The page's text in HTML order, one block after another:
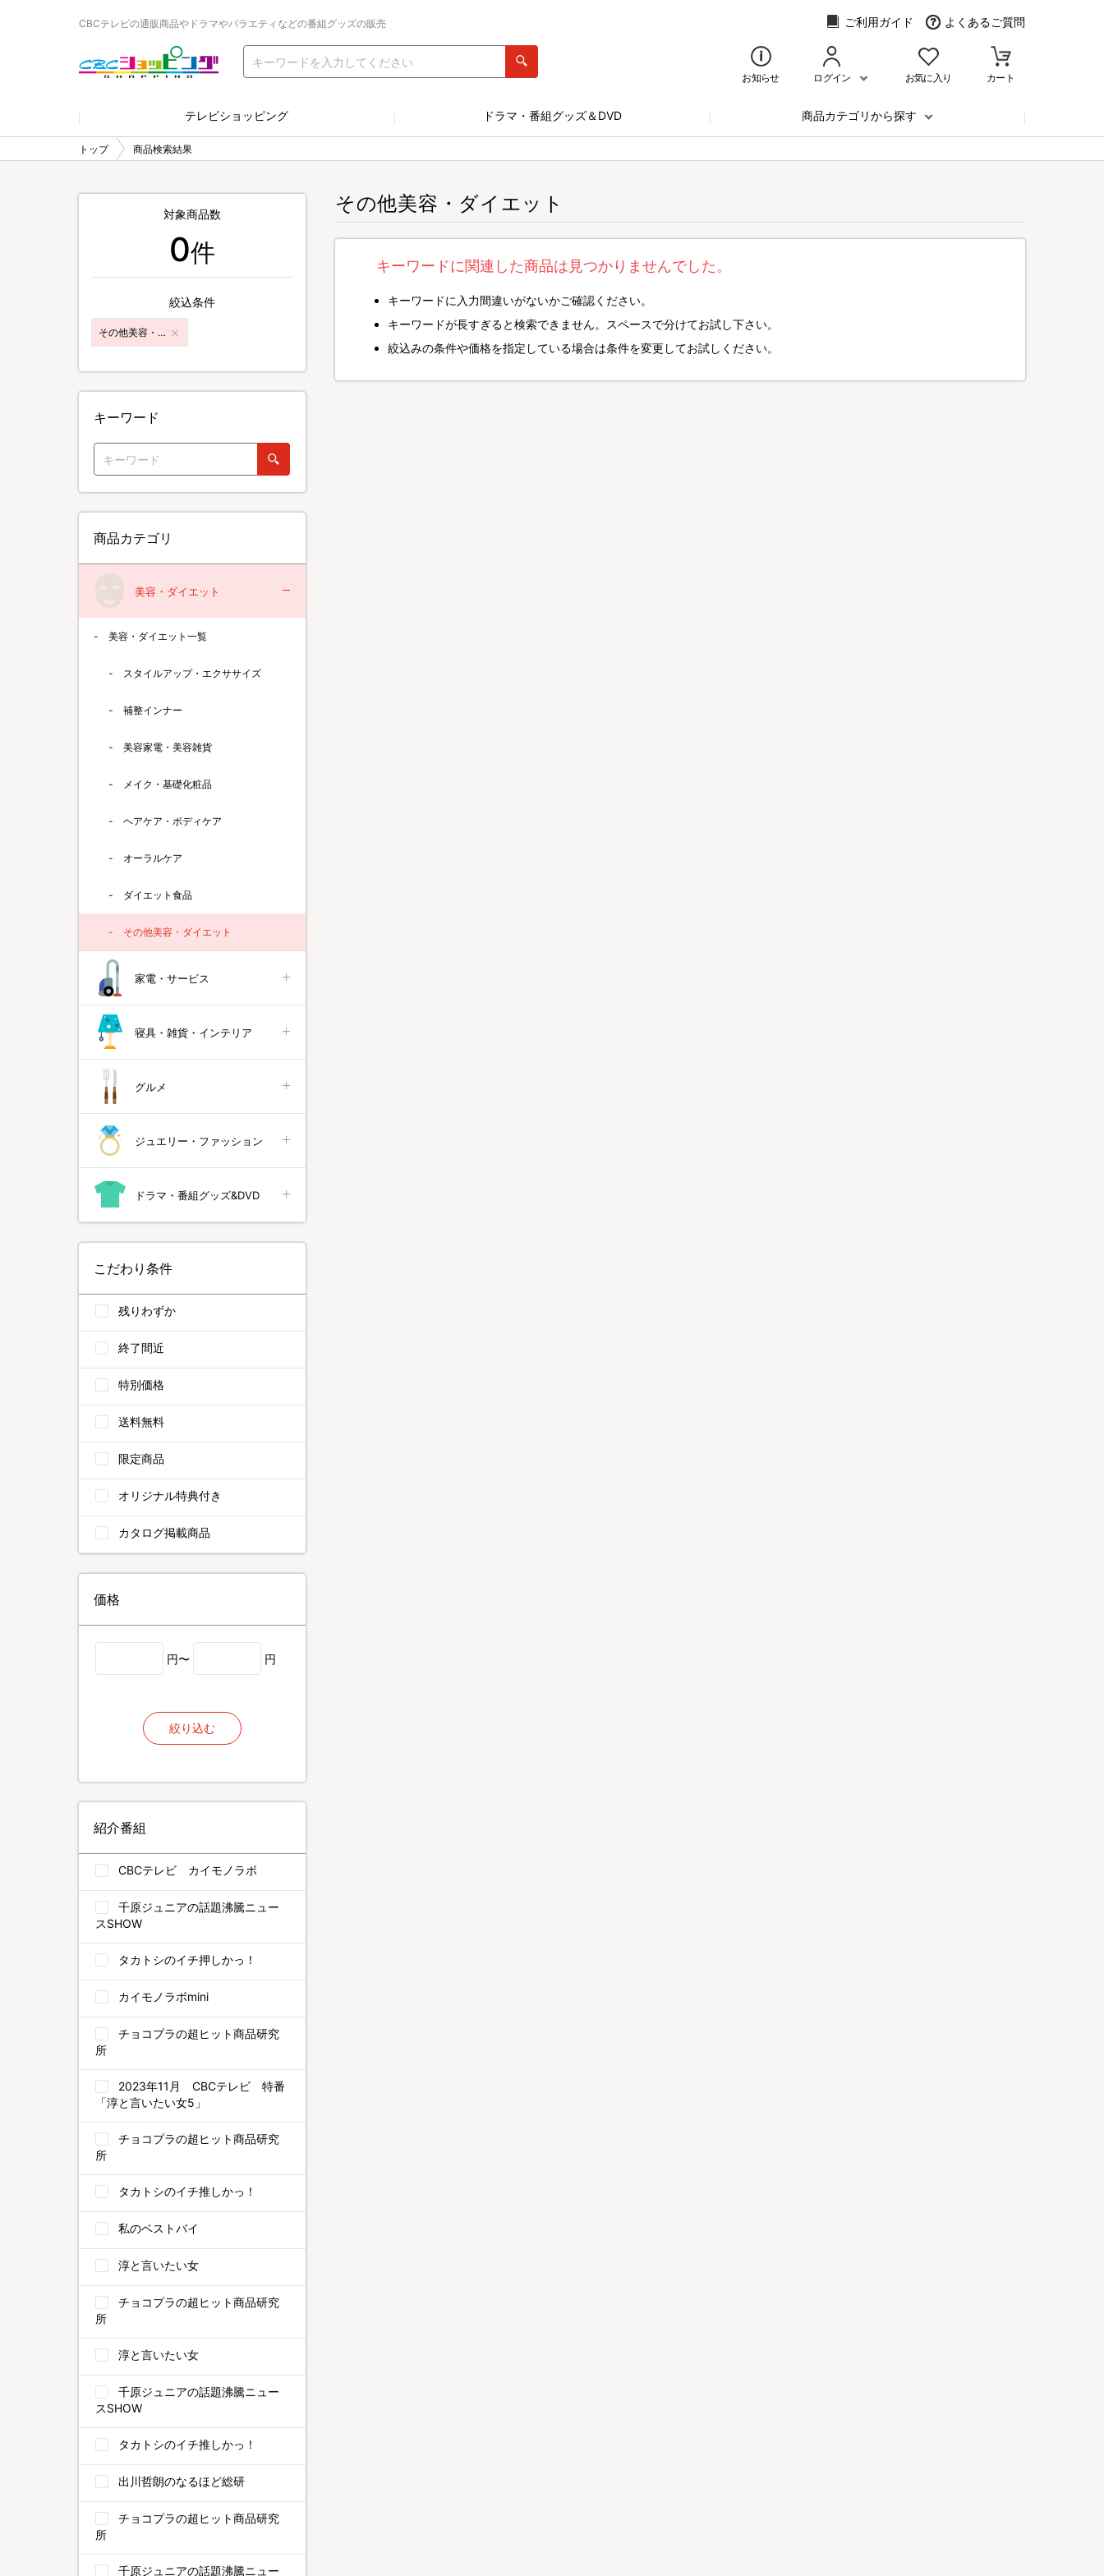
CBCテレビの通販商品やドラマやバラエティなどの番組グッズの販売 ご利用ガイド よくあるご質問
お知らせ ログイン お気に入り カート
テレビショッピング ドラマ・番組グッズ＆DVD 商品カテゴリから探す
トップ 商品検索結果
その他美容・ダイエット
キーワードに関連した商品は見つかりませんでした。
キーワードに入力間違いがないかご確認ください。
キーワードが長すぎると検索できません。スペースで分けてお試し下さい。
絞込みの条件や価格を指定している場合は条件を変更してお試しください。
対象商品数
0件
絞込条件
その他美容・ダイエット
キーワード
商品カテゴリ
美容・ダイエット
美容・ダイエット一覧
スタイルアップ・エクササイズ
補整インナー
美容家電・美容雑貨
メイク・基礎化粧品
ヘアケア・ボディケア
オーラルケア
ダイエット食品
その他美容・ダイエット
家電・サービス
寝具・雑貨・インテリア
グルメ
ジュエリー・ファッション
ドラマ・番組グッズ&DVD
こだわり条件
残りわずか
終了間近
特別価格
送料無料
限定商品
オリジナル特典付き
カタログ掲載商品
価格
円〜 円
絞り込む
紹介番組
CBCテレビ カイモノラボ
千原ジュニアの話題沸騰ニュー
スSHOW
タカトシのイチ押しかっ！
カイモノラボmini
チョコプラの超ヒット商品研究
所
2023年11月 CBCテレビ 特番
「淳と言いたい女5」
チョコプラの超ヒット商品研究
所
タカトシのイチ推しかっ！
私のベストバイ
淳と言いたい女
チョコプラの超ヒット商品研究
所
淳と言いたい女
千原ジュニアの話題沸騰ニュー
スSHOW
タカトシのイチ推しかっ！
出川哲朗のなるほど総研
チョコプラの超ヒット商品研究
所
千原ジュニアの話題沸騰ニュー